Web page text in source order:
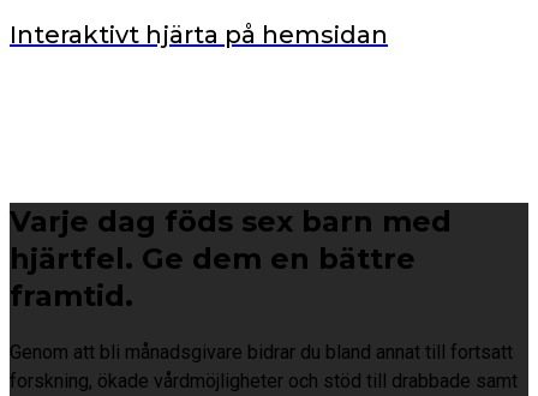
Interaktivt hjärta på hemsidan
Varje dag föds sex barn med
hjärtfel. Ge dem en bättre
framtid.
Genom att bli månadsgivare bidrar du bland annat till fortsatt
forskning, ökade vårdmöjligheter och stöd till drabbade samt